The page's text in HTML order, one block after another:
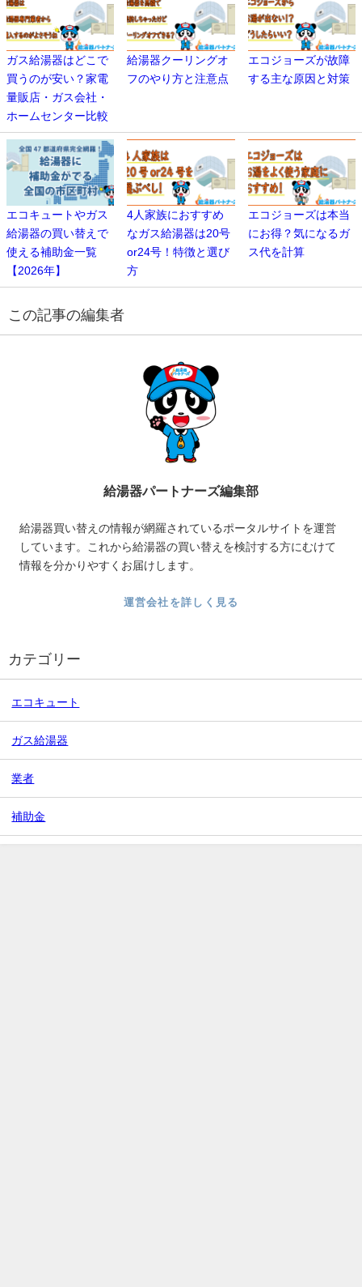
ガス給湯器はどこで
買うのが安い？家電
量販店・ガス会社・
ホームセンター比較
給湯器クーリングオ
フのやり方と注意点
エコジョーズが故障
する主な原因と対策
エコキュートやガス
給湯器の買い替えで
使える補助金一覧
【2026年】
4人家族におすすめ
なガス給湯器は20号
or24号！特徴と選び
方
エコジョーズは本当
にお得？気になるガ
ス代を計算
この記事の編集者
給湯器パートナーズ編集部
給湯器買い替えの情報が網羅されているポータルサイトを運営
しています。これから給湯器の買い替えを検討する方にむけて
情報を分かりやすくお届けします。
運営会社を詳しく見る
カテゴリー
エコキュート
ガス給湯器
業者
補助金